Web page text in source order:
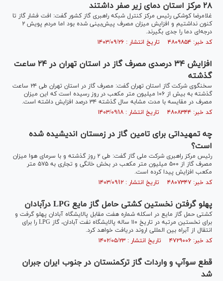
۲۸ مرکز استان دمای زیر صفر داشتند
غلامرضا کوشکی رئیس مرکز کنترل شبکه راهبری گاز کشور گفت: افت فشار گاز تا
کنون نداشتیم و افزایش میزان مصرف پیش‌بینی شده بود اما مردم پویش ۲
درجه‌ای دما را جدی بگیرند.
کد خبر: ۴۸۰۹۸۵۴ تاریخ انتشار : ۱۴۰۳/۰۹/۲۶
افزایش ۳۴ درصدی مصرف گاز در استان تهران در ۲۴ ساعت
گذشته
سخنگوی شرکت گاز استان تهران گفت: مصرف گاز در استان تهران طی ۲۴ ساعت
گذشته به بیش از ۱۰۶ میلیون متر مکعب در روز رسیده است که این میزان
مصرف در مقایسه با مدت مشابه سال گذشته ۳۴ درصد افزایش داشته است.
کد خبر: ۴۸۰۸۳۴۴ تاریخ انتشار : ۱۴۰۳/۰۹/۱۸
چه تمهیداتی برای تامین گاز در زمستان اندیشیده شده
است؟
رئیس مرکز راهبری شرکت ملی گاز گفت: طی ۲ روز گذشته و با سرمای هوا میزان
مصرف گاز از ۵۰۰ میلیون متر مکعب در بخش خانگی و تجاری به ۵۷۵ متر
مکعب افزایش پیدا کرده است.
کد خبر: ۴۸۰۷۳۴۷ تاریخ انتشار : ۱۴۰۳/۰۹/۱۲
پهلو گرفتن نخستین کشتی حامل گاز مایع LPG درآبادان
کشتی حمل گاز مایع در اسکله شماره هفت مقابل پالایشگاه آبادان پهلو گرفت و
برای نخستین مرتبه در تاریخ ۱۱۰ ساله پالایشگاه نفت آبادان، گاز LPG را برای
انتقال از آبراه بین المللی اروند دریافت خواهد کرد.
کد خبر: ۴۷۲۹۰۰۶ تاریخ انتشار : ۱۴۰۲/۰۵/۲۳
قطع سوآپ و واردات گاز ترکمنستان در جنوب ایران جبران
شد